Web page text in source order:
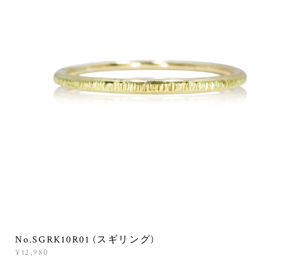
No.SGRK10R01 (スギリング)
¥12,980